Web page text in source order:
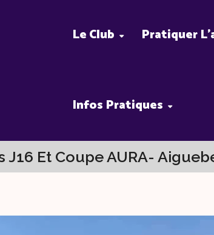
Le Club Pratiquer
Infos Pratiques
J16 Et Coupe AURA-